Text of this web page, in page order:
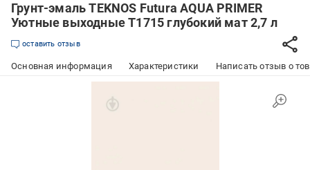
Грунт-эмаль TEKNOS Futura AQUA PRIMER
Уютные выходные T1715 глубокий мат 2,7 л
оставить отзыв
Основная информация Характеристики Написать отзыв о